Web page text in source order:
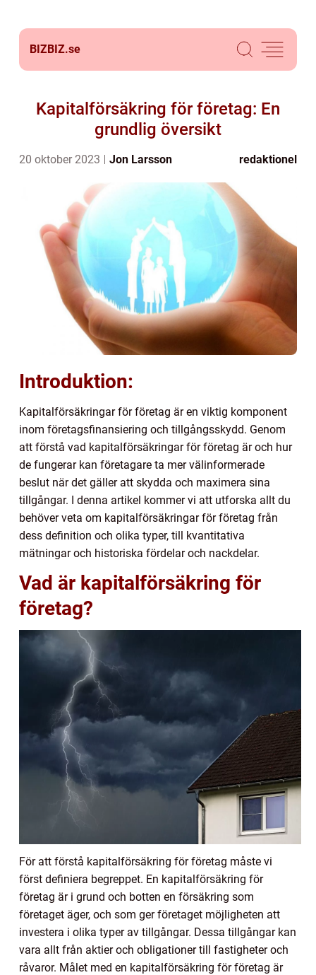
BIZBIZ.se
Kapitalförsäkring för företag: En
grundlig översikt
20 oktober 2023 Jon Larsson redaktionel
Introduktion:
Kapitalförsäkringar för företag är en viktig komponent
inom företagsfinansiering och tillgångsskydd. Genom
att förstå vad kapitalförsäkringar för företag är och hur
de fungerar kan företagare ta mer välinformerade
beslut när det gäller att skydda och maximera sina
tillgångar. I denna artikel kommer vi att utforska allt du
behöver veta om kapitalförsäkringar för företag från
dess definition och olika typer, till kvantitativa
mätningar och historiska fördelar och nackdelar.
Vad är kapitalförsäkring för
företag?
För att förstå kapitalförsäkring för företag måste vi
först definiera begreppet. En kapitalförsäkring för
företag är i grund och botten en försäkring som
företaget äger, och som ger företaget möjligheten att
investera i olika typer av tillgångar. Dessa tillgångar kan
vara allt från aktier och obligationer till fastigheter och
råvaror. Målet med en kapitalförsäkring för företag är